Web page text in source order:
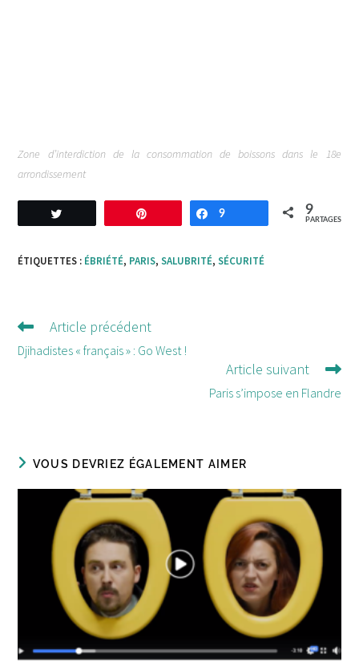
Zone d’interdiction de la consommation de boissons dans le 18e
arrondissement
Enregistrer Partagez
9 9
PARTAGES
ÉTIQUETTES : ÉBRIÉTÉ, PARIS, SALUBRITÉ, SÉCURITÉ
Lire
d'autres
Article précédent
Djihadistes « français » : Go West !
Article suivant
Paris s’impose en Flandre
VOUS DEVRIEZ ÉGALEMENT AIMER